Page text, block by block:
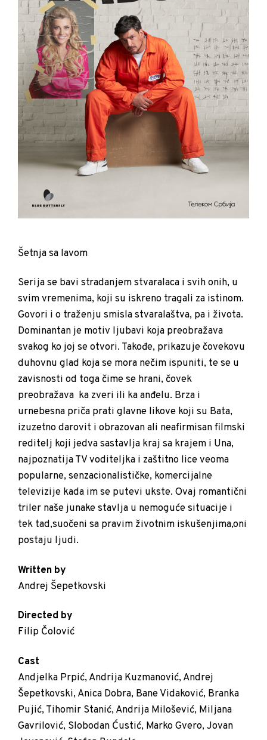
Šetnja sa lavom
Serija se bavi stradanjem stvaralaca i svih onih, u
svim vremenima, koji su iskreno tragali za istinom.
Govori i o traženju smisla stvaralaštva, pa i života.
Dominantan je motiv ljubavi koja preobražava
svakog ko joj se otvori. Takođe, prikazuje čovekovu
duhovnu glad koja se mora nečim ispuniti, te se u
zavisnosti od toga čime se hrani, čovek
preobražava ka zveri ili ka anđelu. Brza i
urnebesna priča prati glavne likove koji su Bata,
izuzetno darovit i obrazovan ali neafirmisan filmski
reditelj koji jedva sastavlja kraj sa krajem i Una,
najpoznatija TV voditeljka i zaštitno lice veoma
popularne, senzacionalističke, komercijalne
televizije kada im se putevi ukste. Ovaj romantični
triler naše junake stavlja u nemoguće situacije i
tek tad,suočeni sa pravim životnim iskušenjima,oni
postaju ljudi.
Written by
Andrej Šepetkovski
Directed by
Filip Čolović
Cast
Andjelka Prpić, Andrija Kuzmanović, Andrej
Šepetkovski, Anica Dobra, Bane Vidaković, Branka
Pujić, Tihomir Stanić, Andrija Milošević, Miljana
Gavrilović, Slobodan Ćustić, Marko Gvero, Jovan